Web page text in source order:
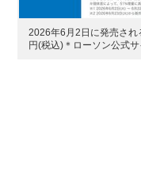
2026年6月2日に発売さ
円(税込)＊ローソン公式サ